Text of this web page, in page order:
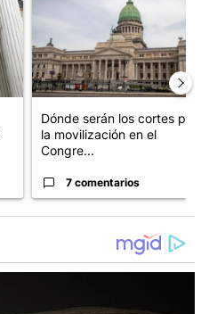
Dónde serán los cortes por
la movilización en el
Congre...
7 comentarios